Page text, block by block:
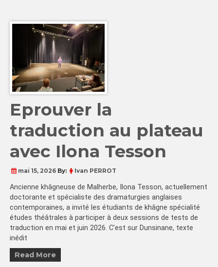
Eprouver la
traduction au plateau
avec Ilona Tesson
mai 15, 2026 By: Ivan PERROT
Ancienne khâgneuse de Malherbe, Ilona Tesson, actuellement
doctorante et spécialiste des dramaturgies anglaises
contemporaines, a invité les étudiants de khâgne spécialité
études théâtrales à participer à deux sessions de tests de
traduction en mai et juin 2026. C’est sur Dunsinane, texte
inédit
Read More